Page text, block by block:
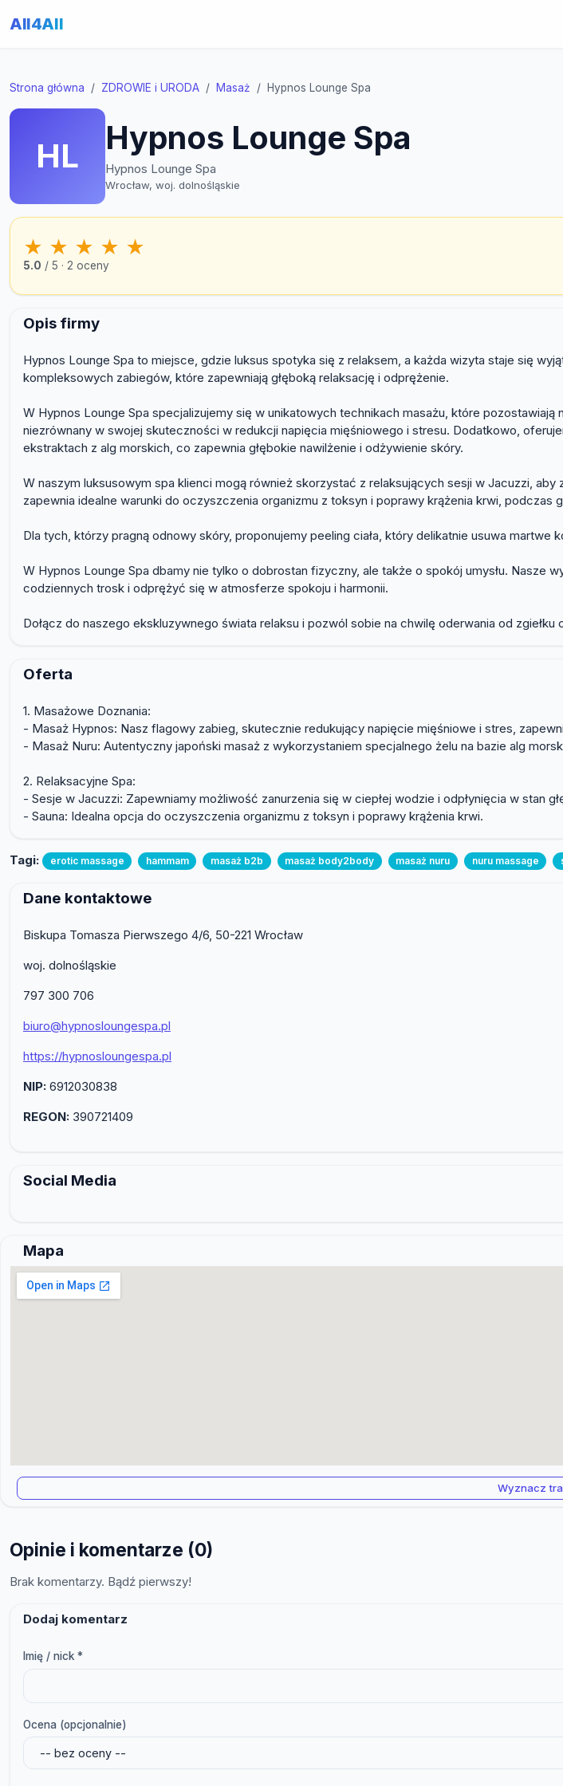
All4All
Strona główna ZDROWIE i URODA Masaż Hypnos Lounge Spa
HL Hypnos Lounge Spa
Hypnos Lounge Spa
Wrocław, woj. dolnośląskie
★ ★ ★ ★ ★
5.0 / 5 · 2 oceny
Opis firmy
Hypnos Lounge Spa to miejsce, gdzie luksus spotyka się z relaksem, a każda wizyta staje się
kompleksowych zabiegów, które zapewniają głęboką relaksację i odprężenie.
W Hypnos Lounge Spa specjalizujemy się w unikatowych technikach masażu, które
niezrównany w swojej skuteczności w redukcji napięcia mięśniowego i stresu. Dodatkowo,
ekstraktach z alg morskich, co zapewnia głębokie nawilżenie i odżywienie skóry.
W naszym luksusowym spa klienci mogą również skorzystać z relaksujących sesji w Jacuzzi, aby
zapewnia idealne warunki do oczyszczenia organizmu z toksyn i poprawy krążenia krwi,
Dla tych, którzy pragną odnowy skóry, proponujemy peeling ciała, który delikatnie usuwa martwe
W Hypnos Lounge Spa dbamy nie tylko o dobrostan fizyczny, ale także o spokój umysłu.
codziennych trosk i odprężyć się w atmosferze spokoju i harmonii.
Dołącz do naszego ekskluzywnego świata relaksu i pozwól sobie na chwilę oderwania od
Oferta
1. Masażowe Doznania:
- Masaż Hypnos: Nasz flagowy zabieg, skutecznie redukujący napięcie mięśniowe i stres,
- Masaż Nuru: Autentyczny japoński masaż z wykorzystaniem specjalnego żelu na bazie alg
2. Relaksacyjne Spa:
- Sesje w Jacuzzi: Zapewniamy możliwość zanurzenia się w ciepłej wodzie i odpłynięcia w stan
- Sauna: Idealna opcja do oczyszczenia organizmu z toksyn i poprawy krążenia krwi.
Tagi: erotic massage hammam masaż b2b masaż body2body masaż nuru nuru massage
Dane kontaktowe
Biskupa Tomasza Pierwszego 4/6, 50-221 Wrocław
woj. dolnośląskie
797 300 706
biuro@hypnosloungespa.pl
https://hypnosloungespa.pl
NIP: 6912030838
REGON: 390721409
Social Media
Mapa
Wyznacz
Opinie i komentarze (0)
Brak komentarzy. Bądź pierwszy!
Dodaj komentarz
Imię / nick *
Ocena (opcjonalnie)